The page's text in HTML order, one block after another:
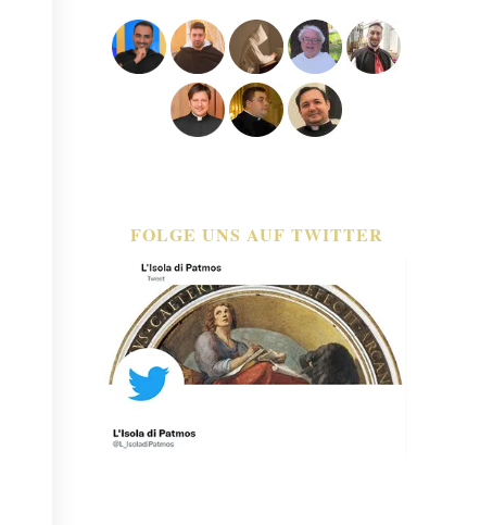
FOLGE UNS AUF TWITTER